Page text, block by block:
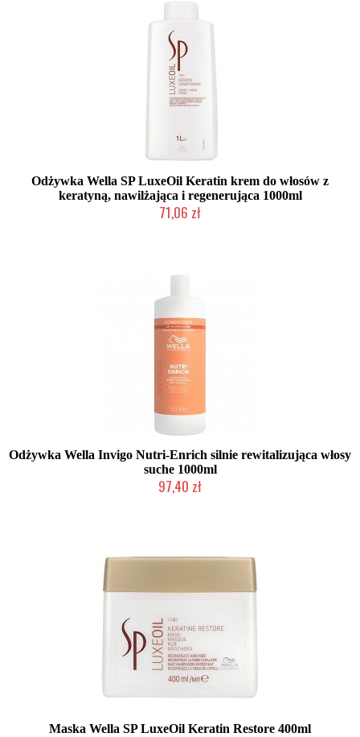
Odżywka Wella SP LuxeOil Keratin krem do włosów z
keratyną, nawilżająca i regenerująca 1000ml
71,06 zł
Odżywka Wella Invigo Nutri-Enrich silnie rewitalizująca włosy
suche 1000ml
97,40 zł
Maska Wella SP LuxeOil Keratin Restore 400ml